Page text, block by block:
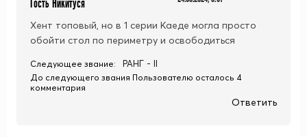
Гость Никитуся
Хент топовый, но в 1 серии Каеде могла просто
обойти стол по периметру и освободиться
Следующее звание: РАНГ - II
До следующего звания Пользователю осталось 4
комментария
Ответить